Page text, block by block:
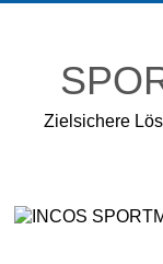
Zielsichere